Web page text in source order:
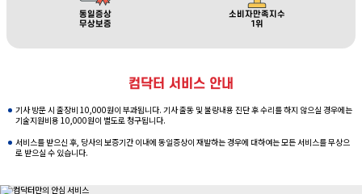
동일증상
무상보증
소비자만족지수
1위
컴닥터 서비스 안내
기사 방문 시 출장비 10,000원이 부과됩니다. 기사 출동 및 불량내용 진단 후 수리를 하지 않으실 경우에는
기술지원비용 10,000원이 별도로 청구됩니다.
서비스를 받으신 후, 당사의 보증기간 이내에 동일증상이 재발하는 경우에 대하여는 모든 서비스를 무상으
로 받으실 수 있습니다.